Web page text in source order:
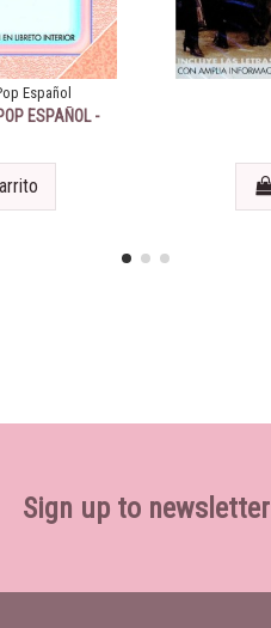
Español
ESPAÑOL -
Sign up to newsletter